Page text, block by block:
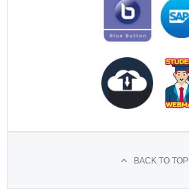
BACK TO TOP